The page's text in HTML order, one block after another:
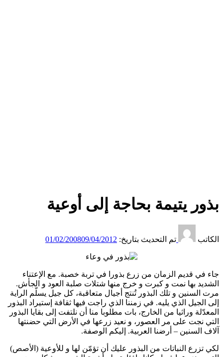
بذور يتيمة بحاجة إلى أوعية
الكاتب تم التحديث بتاريخ: 01/02/200809/04/2012
جاء في قديم الزمان من زرع بذورا في تربة خصبة. مع الإعتناء
الشديد بها نمت و كبرت و خرج منها شتلات صلبة العود و الجأش.
مرت السنين و تلك البذور تُنتج أجيال متعاقبة، كل جيل يسلّم الراية
إلى الجيل الذي يليه. في زمننا الذي راجت فيها ثقافة إستيراد البذور
المعدّلة وراثيا من الخارج، بات مطلوبا منا أن نلتفت إلى بقايا البذور
التي نجت على مر العصور، و نعيد زرعها في الأرض التي حضنتها
آلاف السنين – أرضنا العربية. إليكم الوصفة.
لكي تزرع النباتات من البذور عليك أن تؤمّن لها و للأوعية (الأصص)